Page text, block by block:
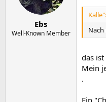
Ebs
Well-Known Member
das
Mein
.